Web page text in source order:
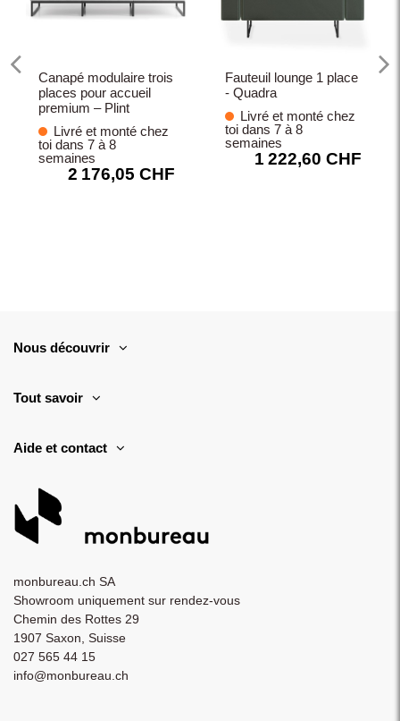
Canapé modulaire trois
places pour accueil
premium – Plint
Livré et monté chez
toi dans 7 à 8
semaines
2 176,05 CHF
Fauteuil lounge 1 place
- Quadra
Livré et monté chez
toi dans 7 à 8
semaines
1 222,60 CHF
Nous découvrir
Tout savoir
Aide et contact
monbureau.ch SA
Showroom uniquement sur rendez-vous
Chemin des Rottes 29
1907 Saxon, Suisse
027 565 44 15
info@monbureau.ch